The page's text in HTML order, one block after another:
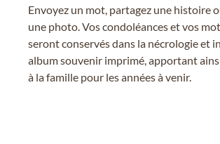
Envoyez un mot, partagez une histoire
une photo. Vos condoléances et vos
seront conservés dans la nécrologie et
album souvenir imprimé, apportant
à la famille pour les années à venir.